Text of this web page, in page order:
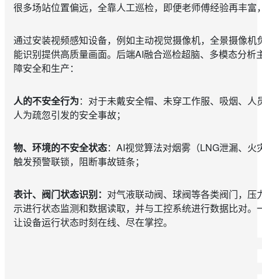
很多场站位置偏远，全靠人工巡检，即便老师傅经验再丰
通过安装视频感知设备，例如主动视觉摄像机，全景摄像
能识别提供高质量画面。后端AI融合巡检超脑、多模态分
障安全和生产：
人的不安全行为：对于未戴安全帽、未穿工作服、吸烟、
人为疏忽引发的安全事故；
物、环境的不安全状态：AI视觉算法对烟雾（LNG泄漏、
触发预警联锁，阻断事故链条；
表计、阀门状态识别： 对气液联动阀、球阀等各类阀门，
示进行状态监测和数据读取，并与工控系统进行数据比对
让设备运行状态时刻在线、尽在掌控。